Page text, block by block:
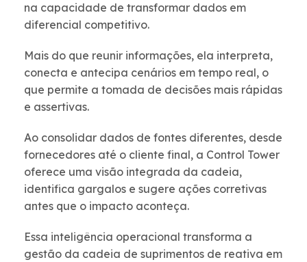
na capacidade de transformar dados em
diferencial competitivo.
Mais do que reunir informações, ela interpreta,
conecta e antecipa cenários em tempo real, o
que permite a tomada de decisões mais rápidas
e assertivas.
Ao consolidar dados de fontes diferentes, desde
fornecedores até o cliente final, a Control Tower
oferece uma visão integrada da cadeia,
identifica gargalos e sugere ações corretivas
antes que o impacto aconteça.
Essa inteligência operacional transforma a
gestão da cadeia de suprimentos de reativa em